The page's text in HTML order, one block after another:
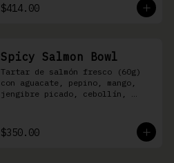
$414.00
Spicy Salmon Bowl
Tartar de salmón fresco (60g)
con aguacate, pepino, mango,
jengibre picado, cebollín,
shari
$350.00